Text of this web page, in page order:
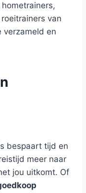
van
verzameld en
bespaart tijd en
meer naar
jou uitkomt. Of